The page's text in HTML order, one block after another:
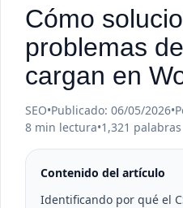
Cómo
problemas
cargan en
SEO•Publicado: 06/05/2026•
8 min lectura•1,321 palabras
Contenido del artículo
Identificando por qué el